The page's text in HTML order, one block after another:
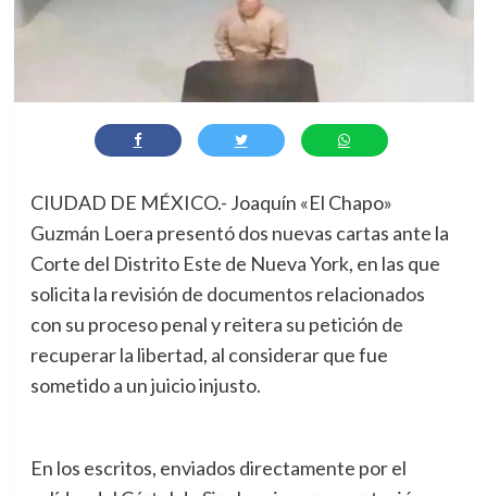
CIUDAD DE MÉXICO.- Joaquín «El Chapo»
Guzmán Loera presentó dos nuevas cartas ante la
Corte del Distrito Este de Nueva York, en las que
solicita la revisión de documentos relacionados
con su proceso penal y reitera su petición de
recuperar la libertad, al considerar que fue
sometido a un juicio injusto.
En los escritos, enviados directamente por el